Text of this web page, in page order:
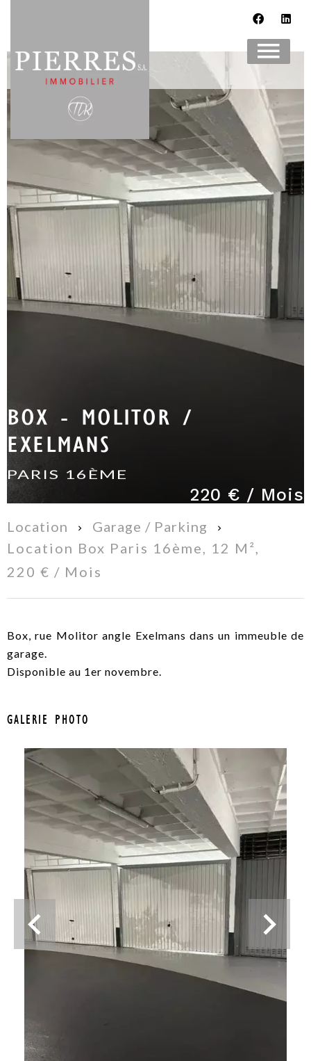
BOX - MOLITOR /
EXELMANS
PARIS 16ÈME
220 € / Mois
Location
Garage / Parking
Location Box Paris 16ème, 12 M²,
220 € / Mois
Box, rue Molitor angle Exelmans dans un immeuble de
garage.
Disponible au 1er novembre.
GALERIE PHOTO